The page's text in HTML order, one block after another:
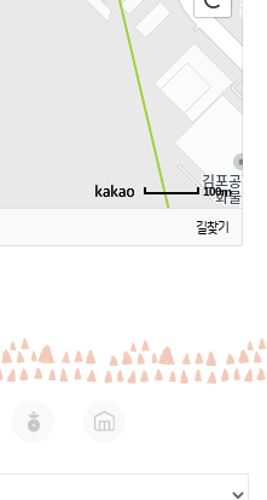
100m
길찾기